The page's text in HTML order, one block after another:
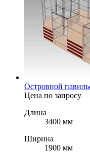
Островной
Цена по запросу
Длина
3400 мм
Ширина
1900 мм